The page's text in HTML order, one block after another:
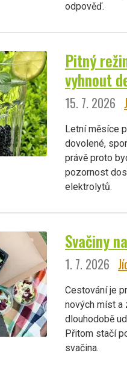
odpověď.
Pitný
vyhnout
15. 7. 2026
Letní měsíce
dovolené,
právě proto
pozornost
elektrolytů.
Svačiny
1. 7. 2026
Cestování je
nových míst a
dlouhodobě
Přitom stačí
svačina.